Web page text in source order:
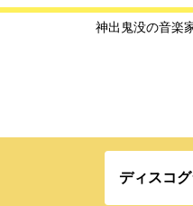
神出鬼没の音楽
ディスコ